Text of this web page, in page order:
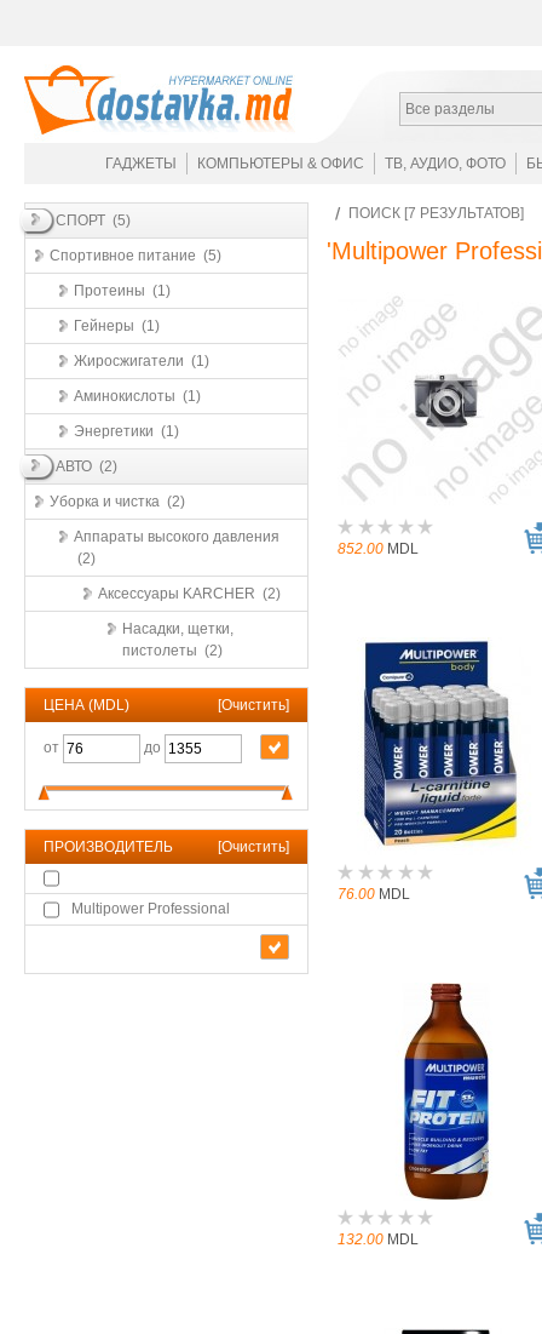
Все разделы
ГАДЖЕТЫ КОМПЬЮТЕРЫ & ОФИС ТВ, АУДИО, ФОТО
СПОРТ (5)
Спортивное питание (5)
Протеины (1)
Гейнеры (1)
Жиросжигатели (1)
Аминокислоты (1)
Энергетики (1)
АВТО (2)
Уборка и чистка (2)
Аппараты высокого давления
(2)
Аксессуары KARCHER (2)
Насадки, щетки,
пистолеты (2)
ЦЕНА (MDL) [Очистить]
от до
ПРОИЗВОДИТЕЛЬ [Очистить]
Multipower Professional
ПОИСК [7 РЕЗУЛЬТАТОВ]
'Multipower
852.00 MDL
76.00 MDL
132.00 MDL